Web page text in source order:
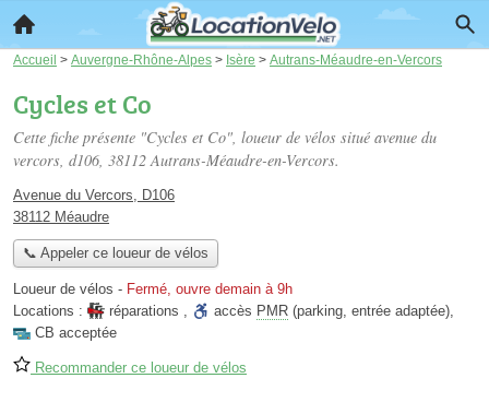
Accueil > Auvergne-Rhône-Alpes > Isère > Autrans-Méaudre-en-Vercors
Cycles et Co
Cette fiche présente "Cycles et Co", loueur de vélos situé avenue du
vercors, d106, 38112 Autrans-Méaudre-en-Vercors.
Avenue du Vercors, D106
38112 Méaudre
📞 Appeler ce loueur de vélos
Loueur de vélos - Fermé, ouvre demain à 9h
Locations :
réparations , accès PMR (parking, entrée adaptée),
CB acceptée
Recommander ce loueur de vélos